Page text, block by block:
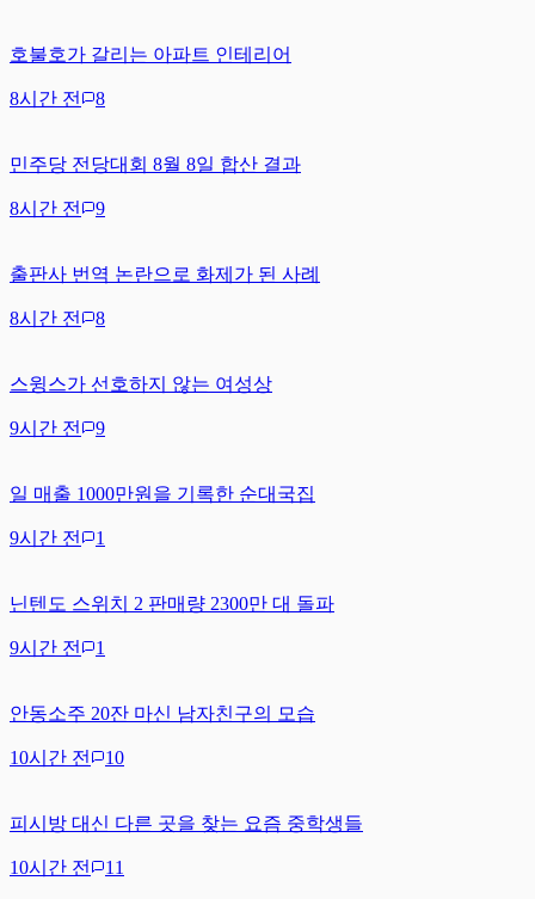
호불호가 갈리는 아파트 인테리어
8시간 전 8
민주당 전당대회 8월 8일 합산 결과
8시간 전 9
출판사 번역 논란으로 화제가 된 사례
8시간 전 8
스윙스가 선호하지 않는 여성상
9시간 전 9
일 매출 1000만원을 기록한 순대국집
9시간 전 1
닌텐도 스위치 2 판매량 2300만 대 돌파
9시간 전 1
안동소주 20잔 마신 남자친구의 모습
10시간 전 10
피시방 대신 다른 곳을 찾는 요즘 중학생들
10시간 전 11